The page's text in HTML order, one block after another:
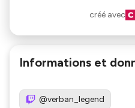
créé avec
Informations et
@verban_legend